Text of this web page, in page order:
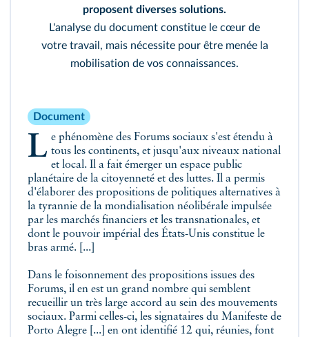
proposent diverses solutions.
L'analyse du document constitue le cœur de
votre travail, mais nécessite pour être menée la
mobilisation de vos connaissances.
Document
Le phénomène des Forums sociaux s'est étendu à tous les continents, et jusqu'aux niveaux national
et local. Il a fait émerger un espace public
planétaire de la citoyenneté et des luttes. Il a permis
d'élaborer des propositions de politiques alternatives à
la tyrannie de la mondialisation néolibérale impulsée
par les marchés financiers et les transnationales, et
dont le pouvoir impérial des États-Unis constitue le
bras armé. [...]
Dans le foisonnement des propositions issues des
Forums, il en est un grand nombre qui semblent
recueillir un très large accord au sein des mouvements
sociaux. Parmi celles-ci, les signataires du Manifeste de
Porto Alegre [...] en ont identifié 12 qui, réunies, font